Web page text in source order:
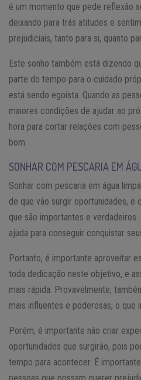
é um momento que pede reflexão
deixando para trás atitudes e
prejudiciais, tanto para si, quanto
Este sonho também está dizendo
parte do tempo para o cuidado
está sendo egoísta. Quando as
maiores condições de ajudar ao
hora para cortar relações com
bom.
SONHAR COM PESCARIA EM
Sonhar com pescaria em água
de que vão surgir oportunidades, e
que são importantes e
ajuda para conseguir conquistar
Portanto, é importante aproveitar
toda dedicação neste objetivo, e
mais rápida. Provavelmente,
mais influentes e poderosas, o que
Porém, é importante não criar
oportunidades que surgirão, pois
tempo para acontecer. É
pessoas que possam querer